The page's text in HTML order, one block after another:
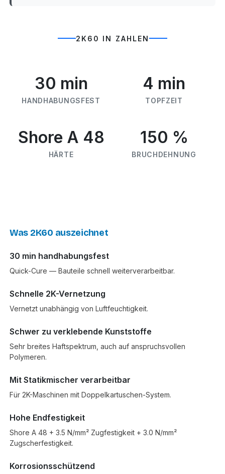
2K60 IN ZAHLEN
30 min
HANDHABUNGSFEST
4 min
TOPFZEIT
Shore A 48
HÄRTE
150 %
BRUCHDEHNUNG
Was 2K60 auszeichnet
30 min handhabungsfest
Quick-Cure — Bauteile schnell weiterverarbeitbar.
Schnelle 2K-Vernetzung
Vernetzt unabhängig von Luftfeuchtigkeit.
Schwer zu verklebende Kunststoffe
Sehr breites Haftspektrum, auch auf anspruchsvollen
Polymeren.
Mit Statikmischer verarbeitbar
Für 2K-Maschinen mit Doppelkartuschen-System.
Hohe Endfestigkeit
Shore A 48 + 3.5 N/mm² Zugfestigkeit + 3.0 N/mm²
Zugscherfestigkeit.
Korrosionsschützend